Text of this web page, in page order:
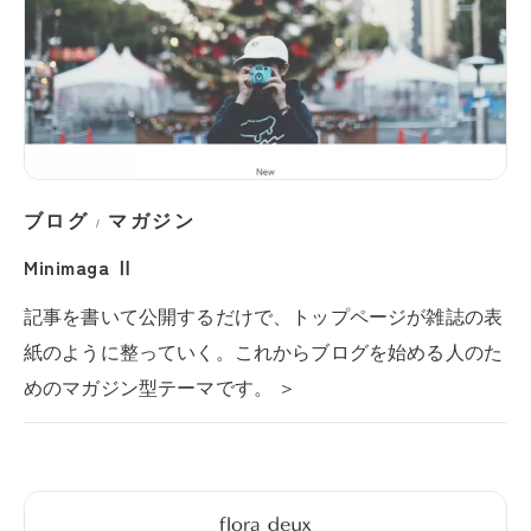
ブログ / マガジン
Minimaga Ⅱ
記事を書いて公開するだけで、トップページが雑誌の表
紙のように整っていく。これからブログを始める人のた
めのマガジン型テーマです。 ＞